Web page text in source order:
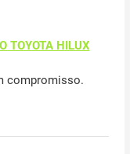
TOYOTA HILUX
compromisso.